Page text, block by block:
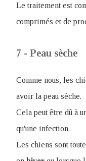
Le traitement est
comprimés et de
7 - Peau sèche
Comme nous, les
avoir la peau sèche.
Cela peut être dû à
qu'une infection.
Les chiens sont